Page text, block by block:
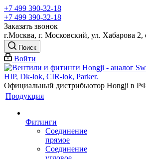
+7 499 390-32-18
+7 499 390-32-18
Заказать звонок
г.Москва, г. Московский, ул. Хабарова 2,
Поиск
Войти
Официальный дистрибьютор Hongji в
Продукция
Фитинги
Соединение
прямое
Соединение